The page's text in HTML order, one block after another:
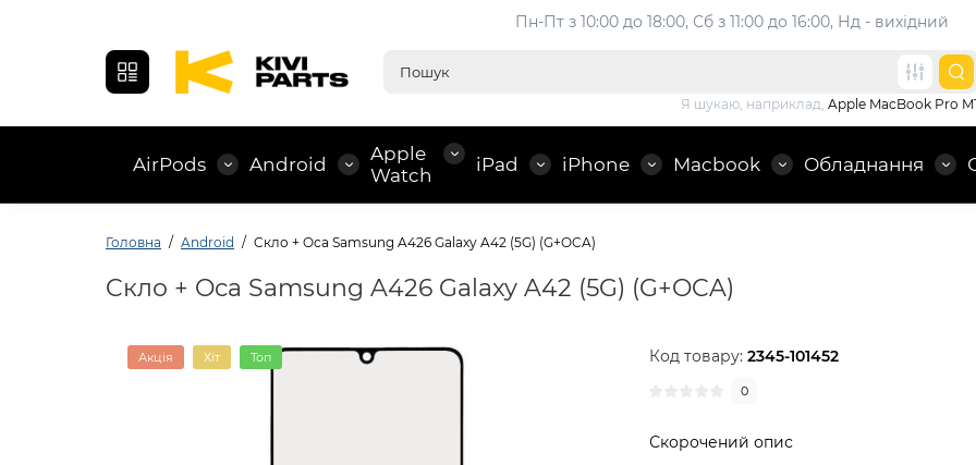
Пн-Пт з 10:00 до 18:00, Сб з 11:00 до 16:00, Нд - вихідний
Я шукаю, наприклад, Apple MacBook Pro
AirPods Android
Apple
Watch
iPad iPhone Macbook Обладнання
Головна Android Cкло + Oca Samsung A426 Galaxy A42 (5G) (G+OCA)
Cкло + Oca Samsung A426 Galaxy A42 (5G) (G+OCA)
Акція Хіт Топ Код товару:2345-101452
0
Скорочений опис